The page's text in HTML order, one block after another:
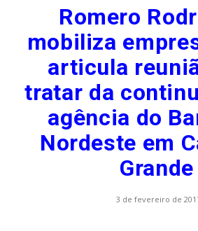
Romero
mobiliza
articula
tratar da
agência do
Nordeste em
Grande
3 de fevereiro de